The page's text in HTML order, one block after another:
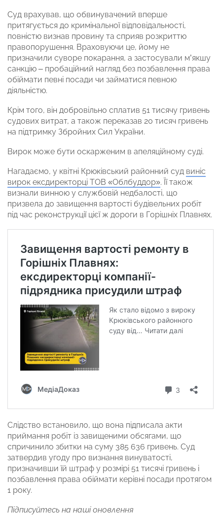
Суд врахував, що обвинувачений вперше
притягується до кримінальної відповідальності,
повністю визнав провину та сприяв розкриттю
правопорушення. Враховуючи це, йому не
призначили суворе покарання, а застосували м’якшу
санкцію – пробаційний нагляд без позбавлення права
обіймати певні посади чи займатися певною
діяльністю.
Крім того, він добровільно сплатив 51 тисячу гривень
судових витрат, а також переказав 20 тисяч гривень
на підтримку Збройних Сил України.
Вирок може бути оскарженим в апеляційному суді.
Нагадаємо, у квітні Крюківський районний суд виніс
вирок ексдиректорці ТОВ «Облбуддор». Її також
визнали винною у службовій недбалості, що
призвела до завищення вартості будівельних робіт
під час реконструкції цієї ж дороги в Горішніх Плавнях.
Слідство встановило, що вона підписала акти
приймання робіт із завищеними обсягами, що
спричинило збитки на суму 385 636 гривень. Суд
затвердив угоду про визнання винуватості,
призначивши їй штраф у розмірі 51 тисячі гривень і
позбавлення права обіймати керівні посади протягом
1 року.
Підписуйтесь на наші оновлення